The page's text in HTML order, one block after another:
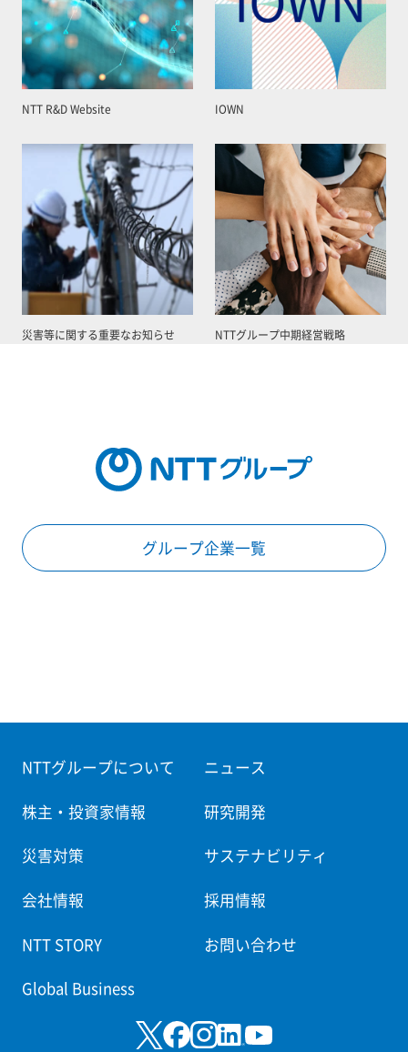
NTT R&D Website IOWN
災害等に関する重要なお知らせ NTTグループ中期経営戦略
グループ企業一覧
NTTグループについて ニュース
株主・投資家情報 研究開発
災害対策 サステナビリティ
会社情報 採用情報
NTT STORY お問い合わせ
Global Business